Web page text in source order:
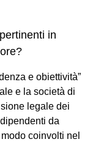
in
e obiettività”
e la società di
legale dei
da
coinvolti nel